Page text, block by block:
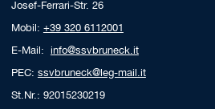
Josef-Ferrari-Str. 26
Mobil: +39 320 6112001
E-Mail: info@ssvbruneck.it
PEC: ssvbruneck@leg-mail.it
St.Nr.: 92015230219